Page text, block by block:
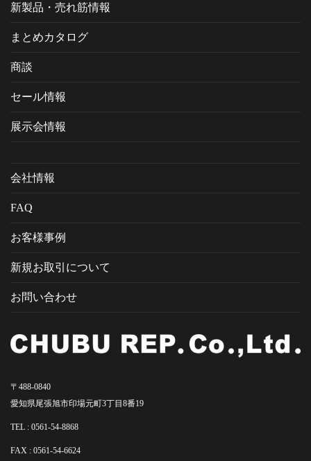
新製品・売れ筋情報
まとめカタログ
商談
セール情報
展示会情報
会社情報
FAQ
お客様事例
新規お取引について
お問い合わせ
〒488-0840
愛知県尾張旭市印場元町3丁目8番19
TEL : 0561-54-8868
FAX : 0561-54-6624